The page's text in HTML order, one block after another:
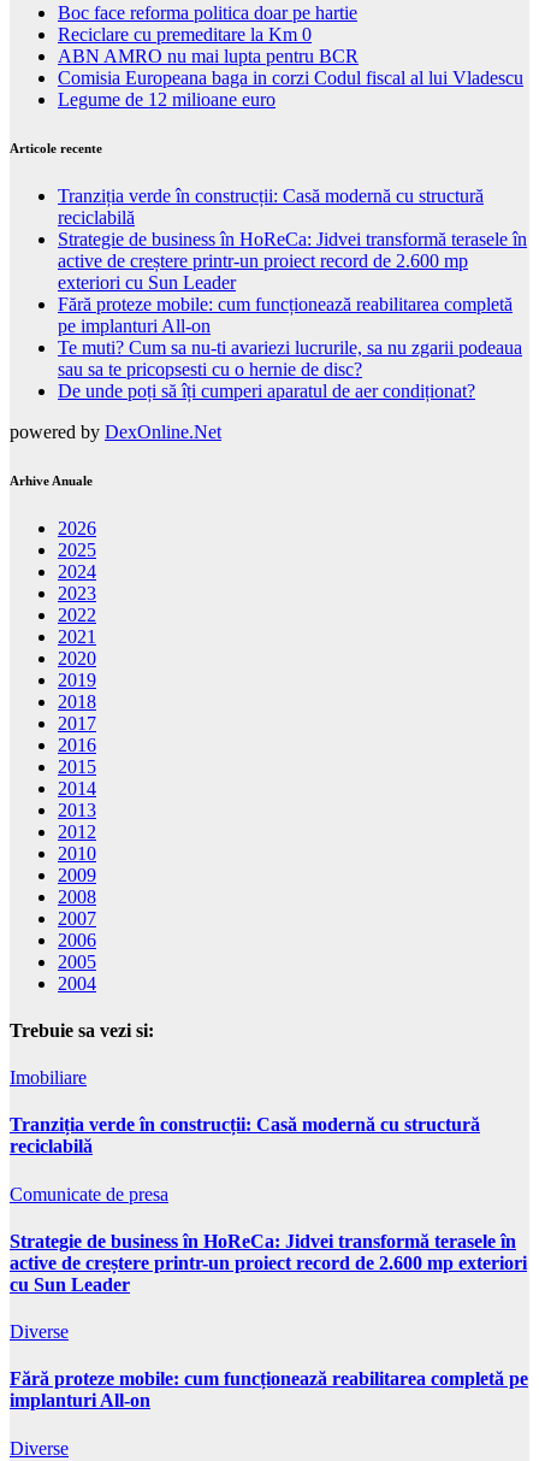
Boc face reforma politica doar pe hartie
Reciclare cu premeditare la Km 0
ABN AMRO nu mai lupta pentru BCR
Comisia Europeana baga in corzi Codul fiscal al lui Vladescu
Legume de 12 milioane euro
Articole recente
Tranziția verde în construcții: Casă modernă cu structură
reciclabilă
Strategie de business în HoReCa: Jidvei transformă terasele în
active de creștere printr-un proiect record de 2.600 mp
exteriori cu Sun Leader
Fără proteze mobile: cum funcționează reabilitarea completă
pe implanturi All-on
Te muti? Cum sa nu-ti avariezi lucrurile, sa nu zgarii podeaua
sau sa te pricopsesti cu o hernie de disc?
De unde poți să îți cumperi aparatul de aer condiționat?
powered by DexOnline.Net
Arhive Anuale
2026
2025
2024
2023
2022
2021
2020
2019
2018
2017
2016
2015
2014
2013
2012
2010
2009
2008
2007
2006
2005
2004
Trebuie sa vezi si:
Imobiliare
Tranziția verde în construcții: Casă modernă cu structură
reciclabilă
Comunicate de presa
Strategie de business în HoReCa: Jidvei transformă terasele în
active de creștere printr-un proiect record de 2.600 mp exteriori
cu Sun Leader
Diverse
Fără proteze mobile: cum funcționează reabilitarea completă pe
implanturi All-on
Diverse